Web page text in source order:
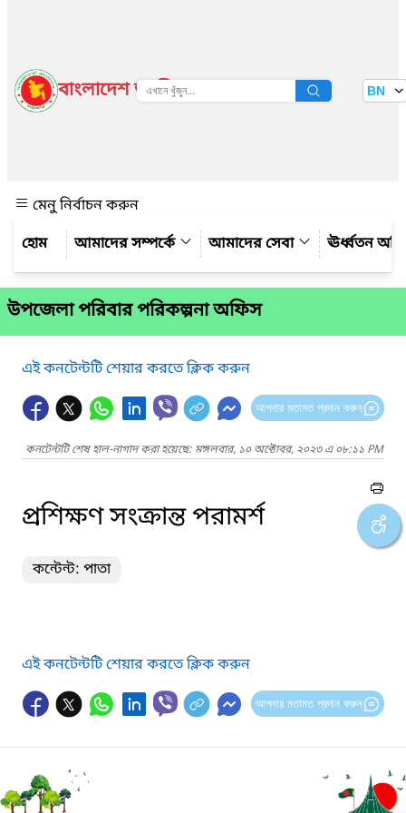
বাংলাদেশ জাতীয় তথ্য বাতায়ন BN
মেনু নির্বাচন করুন
আমাদের সম্পর্কে
আমাদের সেবা ঊর্ধ্বতন
উপজেলা পরিবার পরিকল্পনা অফিস
এই কনটেন্টটি শেয়ার করতে ক্লিক করুন
আপনার মতামত প্রদান করুন
কনটেন্টটি শেষ হাল-নাগাদ করা হয়েছে: মঙ্গলবার, ১০ অক্টোবর, ২০২৩ এ ০৮:১১ PM
প্রশিক্ষণ সংক্রান্ত পরামর্শ
কন্টেন্ট: পাতা
এই কনটেন্টটি শেয়ার করতে ক্লিক করুন
আপনার মতামত প্রদান করুন